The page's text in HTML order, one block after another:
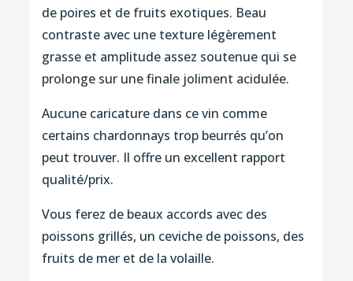
de poires et de fruits exotiques. Beau
contraste avec une texture légèrement
grasse et amplitude assez soutenue qui se
prolonge sur une finale joliment acidulée.
Aucune caricature dans ce vin comme
certains chardonnays trop beurrés qu’on
peut trouver. Il offre un excellent rapport
qualité/prix.
Vous ferez de beaux accords avec des
poissons grillés, un ceviche de poissons, des
fruits de mer et de la volaille.